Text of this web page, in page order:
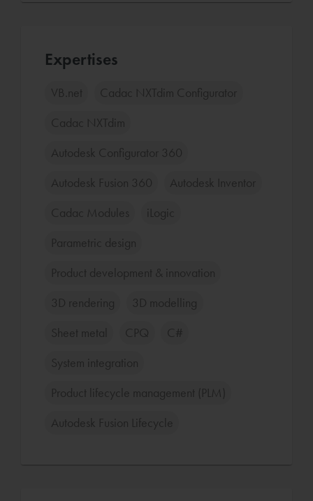
Expertises
VB.net Cadac NXTdim Configurator
Cadac NXTdim
Autodesk Configurator 360
Autodesk Fusion 360 Autodesk Inventor
Cadac Modules iLogic
Parametric design
Product development & innovation
3D rendering 3D modelling
Sheet metal CPQ C#
System integration
Product lifecycle management (PLM)
Autodesk Fusion Lifecycle